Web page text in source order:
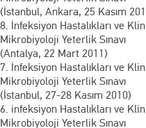
(İstanbul, Ankara, 25 Kasım
8. İnfeksiyon Hastalıkları ve
Mikrobiyoloji Yeterlik Sınavı
(Antalya, 22 Mart 2011)
7. İnfeksiyon Hastalıkları ve
Mikrobiyoloji Yeterlik Sınavı
(İstanbul, 27-28 Kasım 2010)
6. infeksiyon Hastalıkları ve
Mikrobiyoloji Yeterlik Sınavı